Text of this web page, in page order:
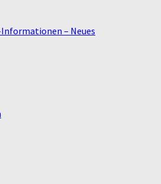
– Neues